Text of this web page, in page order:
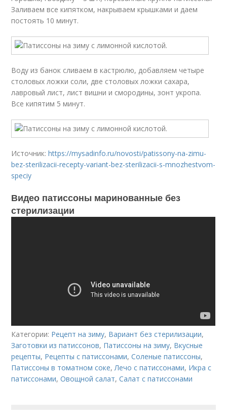
Заливаем все кипятком, накрываем крышками и даем
постоять 10 минут.
Воду из банок сливаем в кастрюлю, добавляем четыре
столовых ложки соли, две столовых ложки сахара,
лавровый лист, лист вишни и смородины, зонт укропа.
Все кипятим 5 минут.
Источник:https://mysadinfo.ru/novosti/patissony-na-zimu-
bez-sterilizacii-recepty-variant-bez-sterilizacii-s-mnozhestvom-
speciy
Видео патиссоны маринованные без
стерилизации
Категории: Рецепт на зиму, Вариант без стерилизации,
Заготовки из патиссонов, Патиссоны на зиму, Вкусные
рецепты, Рецепты с патиссонами,Соленые патиссоны,
Патиссоны в томатном соке,Лечо с патиссонами, Икра с
патиссонами,Овощной салат,Салат с патиссонами